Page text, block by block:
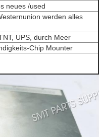
neues /used
werden alles
UPS, durch Meer
Chip Mounter